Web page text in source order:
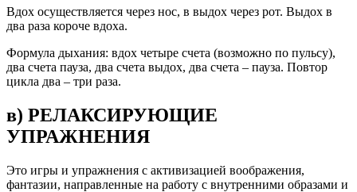
Вдох осуществляется через нос, в выдох через рот. Выдох в
два раза короче вдоха.
Формула дыхания: вдох четыре счета (возможно по пульсу),
два счета пауза, два счета выдох, два счета – пауза. Повтор
цикла два – три раза.
в) РЕЛАКСИРУЮЩИЕ
УПРАЖНЕНИЯ
Это игры и упражнения с активизацией воображения,
фантазии, направленные на работу с внутренними образами и